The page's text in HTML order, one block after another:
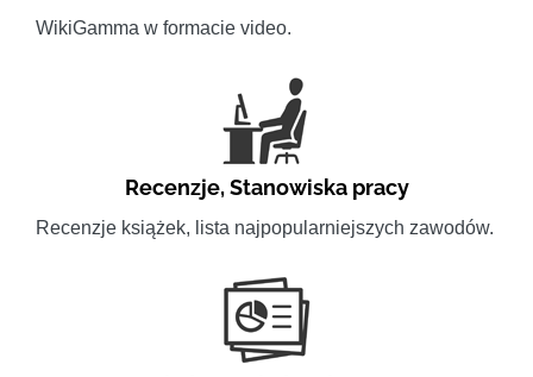
WikiGamma w formacie video.
Recenzje,Stanowiska pracy
Recenzje książek, lista najpopularniejszych zawodów.